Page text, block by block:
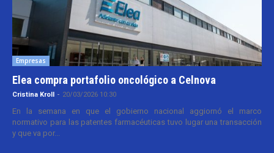
Empresas
Elea compra portafolio oncológico a Celnova
Cristina Kroll - 20/03/2026 10:30
En la semana en que el gobierno nacional aggiornó el marco
normativo para las patentes farmacéuticas tuvo lugar una transacción
y que va por...